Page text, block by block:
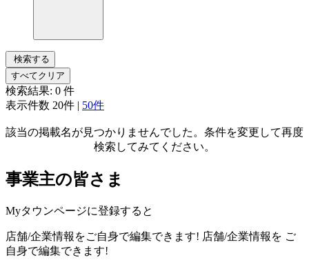
検索する
すべてクリア
検索結果: 0 件
表示件数 20件 | 50件
該当の掲載名が見つかりませんでした。条件を変更して再度
検索してみてください。
事業主の皆さま
Myタウンページに登録すると
店舗/企業情報をご自身で編集できます! 店舗/企業情報を ご
自身で編集できます!